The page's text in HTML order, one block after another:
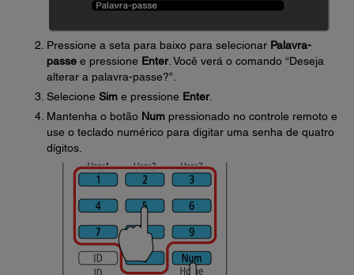
Pressione a seta para baixo para selecionar Palavra-
passe e pressione Enter. Você verá o comando “Deseja
alterar a palavra-passe?”.
Selecione Sim e pressione Enter.
Mantenha o botão Num pressionado no controle remoto e
use o teclado numérico para digitar uma senha de quatro
dígitos.